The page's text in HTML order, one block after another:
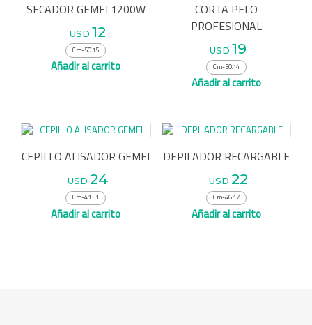
SECADOR GEMEI 1200W
USD 12
Cm-50.15
Añadir al carrito
CORTA PELO
PROFESIONAL
USD 19
Cm-50.14
Añadir al carrito
CEPILLO ALISADOR GEMEI
USD 24
Cm-41.51
Añadir al carrito
DEPILADOR RECARGABLE
USD 22
Cm-46.17
Añadir al carrito